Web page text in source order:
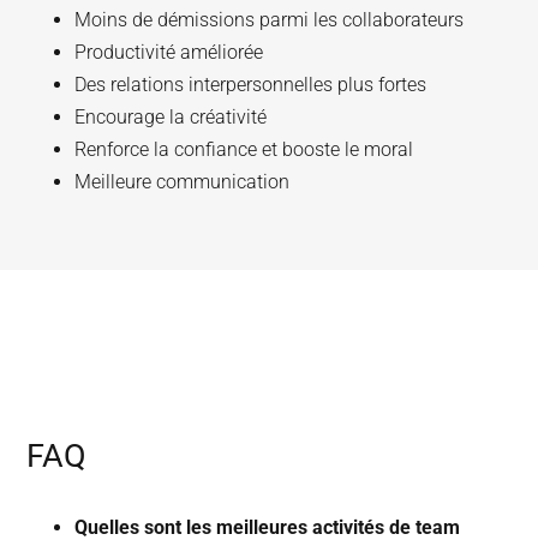
Moins de démissions parmi les collaborateurs
Productivité améliorée
Des relations interpersonnelles plus fortes
Encourage la créativité
Renforce la confiance et booste le moral
Meilleure communication
FAQ
Quelles sont les meilleures activités de team